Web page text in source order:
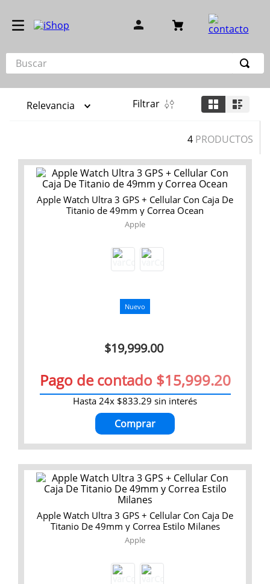
Buscar
Relevancia Filtrar
4 PRODUCTOS
Apple Watch Ultra 3 GPS + Cellular Con Caja De
Titanio de 49mm y Correa Ocean
Apple
Nuevo
$19,999.00
Pago de contado $15,999.20
Hasta 24x $833.29 sin interés
Comprar
Apple Watch Ultra 3 GPS + Cellular Con Caja De
Titanio De 49mm y Correa Estilo Milanes
Apple
TÉRMINOS MÁS BUSCADOS
1.
iphone 17
4.
airpod
5.
iphone 14 pro max
6 .
iphone 15
8.
9.
iphone 16 pro max